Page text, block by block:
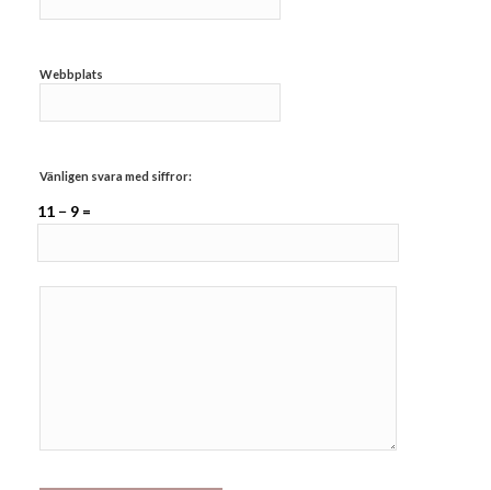
Webbplats
Vänligen svara med siffror:
11 − 9 =